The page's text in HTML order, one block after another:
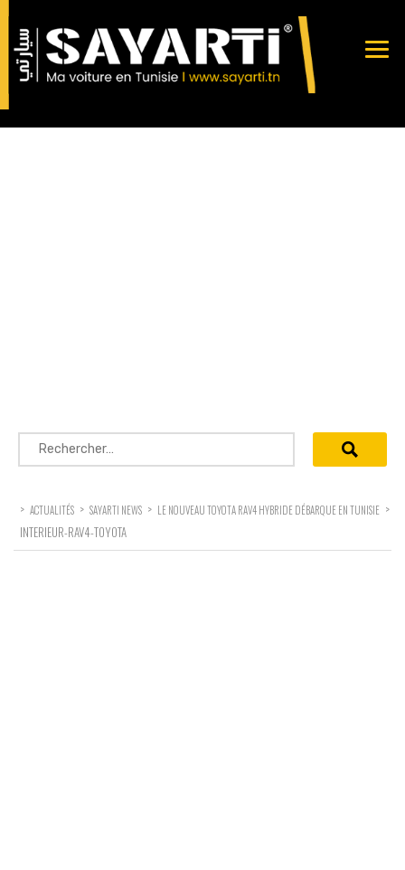
Rechercher :
> ACTUALITÉS > SAYARTI NEWS > LE NOUVEAU TOYOTA RAV4 HYBRIDE DÉBARQUE EN TUNISIE >
INTERIEUR-RAV4-TOYOTA